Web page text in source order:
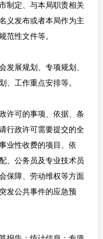
定、与本局职责相关
义发布或者本局作为主
范性文件等。
展规划、专项规划、
、工作重点安排等。
可的事项、依据、条
行政许可需要提交的全
业性收费的项目、依
、公务员及专业技术员
保障、劳动维权等方面
发公共事件的应急预